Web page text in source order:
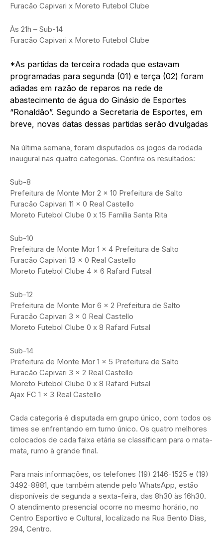
Furacão Capivari x Moreto Futebol Clube
Às 21h – Sub-14
Furacão Capivari x Moreto Futebol Clube
*As partidas da terceira rodada que estavam
programadas para segunda (01) e terça (02) foram
adiadas em razão de reparos na rede de
abastecimento de água do Ginásio de Esportes
“Ronaldão”. Segundo a Secretaria de Esportes, em
breve, novas datas dessas partidas serão divulgadas
Na última semana, foram disputados os jogos da rodada
inaugural nas quatro categorias. Confira os resultados:
Sub-8
Prefeitura de Monte Mor 2 x 10 Prefeitura de Salto
Furacão Capivari 11 x 0 Real Castello
Moreto Futebol Clube 0 x 15 Família Santa Rita
Sub-10
Prefeitura de Monte Mor 1 x 4 Prefeitura de Salto
Furacão Capivari 13 x 0 Real Castello
Moreto Futebol Clube 4 x 6 Rafard Futsal
Sub-12
Prefeitura de Monte Mor 6 x 2 Prefeitura de Salto
Furacão Capivari 3 x 0 Real Castello
Moreto Futebol Clube 0 x 8 Rafard Futsal
Sub-14
Prefeitura de Monte Mor 1 x 5 Prefeitura de Salto
Furacão Capivari 3 x 2 Real Castello
Moreto Futebol Clube 0 x 8 Rafard Futsal
Ajax FC 1 x 3 Real Castello
Cada categoria é disputada em grupo único, com todos os
times se enfrentando em turno único. Os quatro melhores
colocados de cada faixa etária se classificam para o mata-
mata, rumo à grande final.
Para mais informações, os telefones (19) 2146-1525 e (19)
3492-8881, que também atende pelo WhatsApp, estão
disponíveis de segunda a sexta-feira, das 8h30 às 16h30.
O atendimento presencial ocorre no mesmo horário, no
Centro Esportivo e Cultural, localizado na Rua Bento Dias,
294, Centro.